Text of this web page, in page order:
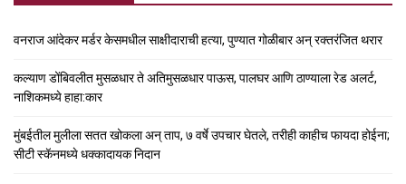
वनराज आंदेकर मर्डर केसमधील साक्षीदाराची हत्या, पुण्यात गोळीबार अन् रक्तरंजित थरार
कल्याण डोंबिवलीत मुसळधार ते अतिमुसळधार पाऊस, पालघर आणि ठाण्याला रेड अलर्ट,
नाशिकमध्ये हाहा:कार
मुंबईतील मुलीला सतत खोकला अन् ताप, ७ वर्षे उपचार घेतले, तरीही काहीच फायदा होईना;
सीटी स्कॅनमध्ये धक्कादायक निदान